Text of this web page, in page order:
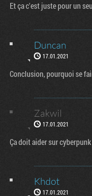
Et ça c'est juste pour un
Duncan
17.01.2021
Conclusion, pourquoi se
Zakwil
17.01.2021
Ça doit aider sur
Khdot
17.01.2021